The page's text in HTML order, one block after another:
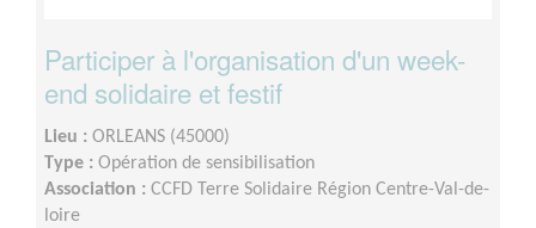
Participer à l'organisation d'un week-
end solidaire et festif
Lieu : ORLEANS (45000)
Type : Opération de sensibilisation
Association : CCFD Terre Solidaire Région Centre-Val-de-
loire